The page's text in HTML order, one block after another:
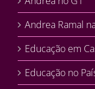
Andrea Ramal
Educação em
Educação no